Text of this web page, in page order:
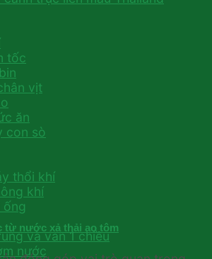
tốc
vịt
ăn
con sò
thổi khí
khí
ống
và van 1 chiều
nước
nước xả thải ao tôm